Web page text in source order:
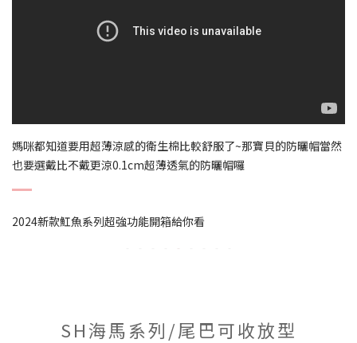
媽咪都知道要用超薄涼感的衛生棉比較舒服了~那寶貝的防曬帽當然
也要選戴比不戴更涼0.1cm超薄透氣的防曬帽囉
2024新款魟魚系列超強功能開箱給你看
SH海馬系列/尾巴可收放型